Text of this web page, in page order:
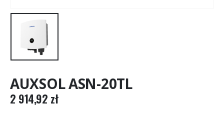
AUXSOL ASN-20TL
2 914,92 zł